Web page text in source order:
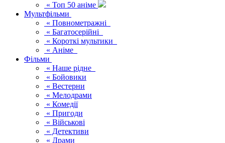
« Топ 50 аніме
Мультфільми
« Повнометражні
« Багатосерійні
« Короткі мультики
« Аніме
Фільми
« Наше рідне
« Бойовики
« Вестерни
« Мелодрами
« Комедії
« Пригоди
« Військові
« Детективи
« Драми